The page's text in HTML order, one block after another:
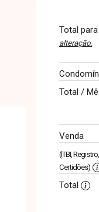
Total
alteração.
Total /
Venda
(ITBI,
Certidões)
Total